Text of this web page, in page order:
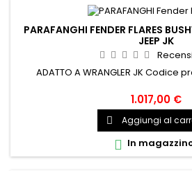
PARAFANGHI FENDER FLARES
JEEP JK
ADATTO A WRANGLER JK Codice
1.017,00 €
 Aggiungi al
 In